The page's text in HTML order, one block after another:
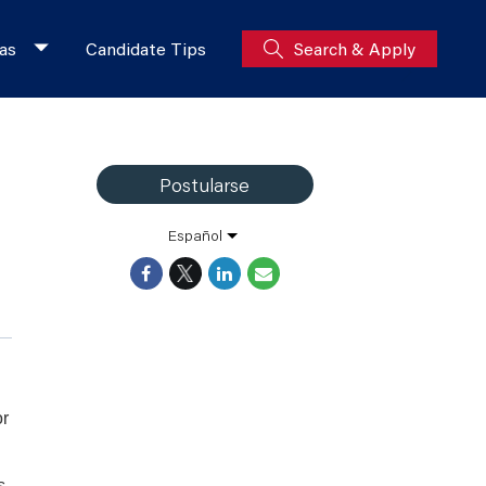
Candidate Tips Search & Apply
Postularse
Español